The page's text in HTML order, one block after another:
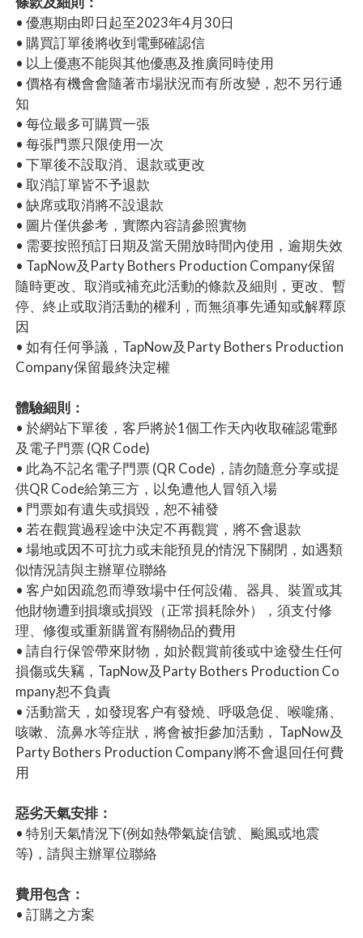
• 優惠期由即日起至2023年4月30日
• 購買訂單後將收到電郵確認信
• 以上優惠不能與其他優惠及推廣同時使用
• 價格有機會會隨著市場狀況而有所改變，恕不另行通
知
• 每位最多可購買一張
• 每張門票只限使用一次
• 下單後不設取消、退款或更改
• 取消訂單皆不予退款
• 缺席或取消將不設退款
• 圖片僅供參考，實際內容請參照實物
• 需要按照預訂日期及當天開放時間內使用，逾期失效
• TapNow及Party Bothers Production Company保留
隨時更改、取消或補充此活動的條款及細則，更改、暫
停、終止或取消活動的權利，而無須事先通知或解釋原
因
• 如有任何爭議，TapNow及Party Bothers Production
Company保留最終決定權
體驗細則：
• 於網站下單後，客戶將於1個工作天內收取確認電郵
及電子門票 (QR Code)
• 此為不記名電子門票 (QR Code)，請勿隨意分享或提
供QR Code給第三方，以免遭他人冒領入場
• 門票如有遺失或損毀，恕不補發
• 若在觀賞過程途中決定不再觀賞，將不會退款
• 場地或因不可抗力或未能預見的情況下關閉，如遇類
似情況請與主辦單位聯絡
• 客户如因疏忽而導致場中任何設備、器具、裝置或其
他財物遭到損壞或損毀（正常損耗除外），須支付修
理、修復或重新購置有關物品的費用
• 請自行保管帶來財物，如於觀賞前後或中途發生任何
損傷或失竊，TapNow及Party Bothers Production Co
mpany恕不負責
• 活動當天，如發現客户有發燒、呼吸急促、喉嚨痛、
咳嗽、流鼻水等症狀，將會被拒參加活動， TapNow及
Party Bothers Production Company將不會退回任何費
用
惡劣天氣安排：
• 特別天氣情況下(例如熱帶氣旋信號、颱風或地震
等)，請與主辦單位聯絡
費用包含：
• 訂購之方案